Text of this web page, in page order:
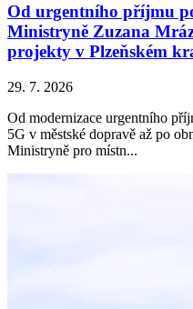
Od urgentního příjmu
Ministryně Zuzana
projekty v Plzeňském
29. 7. 2026
Od modernizace urgentního
5G v městské dopravě až po
Ministryně pro místn...